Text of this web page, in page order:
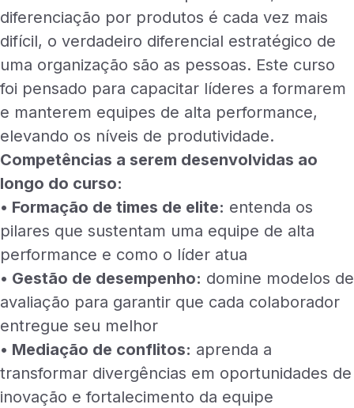
diferenciação por produtos é cada vez mais
difícil, o verdadeiro diferencial estratégico de
uma organização são as pessoas. Este curso
foi pensado para capacitar líderes a formarem
e manterem equipes de alta performance,
elevando os níveis de produtividade.
Competências a serem desenvolvidas ao
longo do curso:
• Formação de times de elite: entenda os
pilares que sustentam uma equipe de alta
performance e como o líder atua
• Gestão de desempenho: domine modelos de
avaliação para garantir que cada colaborador
entregue seu melhor
• Mediação de conflitos: aprenda a
transformar divergências em oportunidades de
inovação e fortalecimento da equipe